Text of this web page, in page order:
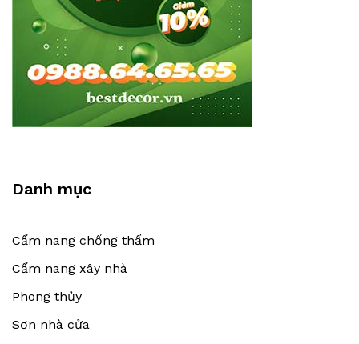
Danh mục
Cẩm nang chống thấm
Cẩm nang xây nhà
Phong thủy
Sơn nhà cửa